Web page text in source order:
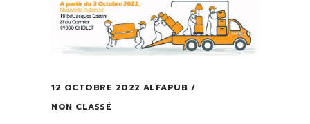
12 OCTOBRE 2022 ALFAPUB
NON CLASSÉ